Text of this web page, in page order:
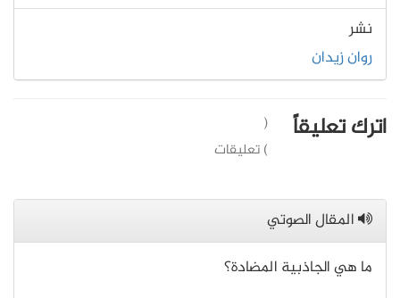
نشر
روان زيدان
اترك تعليقاً
(
) تعليقات
المقال الصوتي
ما هي الجاذبية المضادة؟